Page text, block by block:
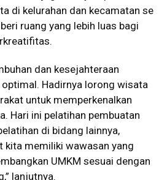
di kelurahan dan kecamatan se
ruang yang lebih luas bagi
dan kesejahteraan
Hadirnya lorong wisata
untuk memperkenalkan
Hari ini pelatihan pembuatan
di bidang lainnya,
kita memiliki wawasan yang
UMKM sesuai dengan
lanjutnya.